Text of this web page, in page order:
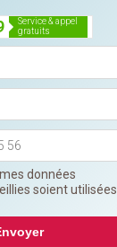
service & appel
gratuits
données
soient utilisées.